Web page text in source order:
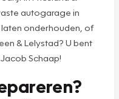
autogarage in
onderhouden, of
& Lelystad? U bent
Schaap!